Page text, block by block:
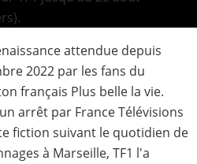
attendue depuis
2022 par les fans du
français Plus belle la vie.
arrêt par France Télévisions
fiction suivant le quotidien de
à Marseille, TF1 l'a